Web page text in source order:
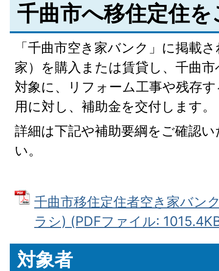
千曲市へ移住定住
「千曲市空き家バンク」に掲載
家）を購入または賃貸し、千曲
対象に、リフォーム工事や残存
用に対し、補助金を交付します。
詳細は下記や補助要綱をご確認
い。
千曲市移住定住者空き家バン
ラシ) (PDFファイル:
対象者